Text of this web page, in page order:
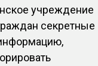
учреждение
секретные